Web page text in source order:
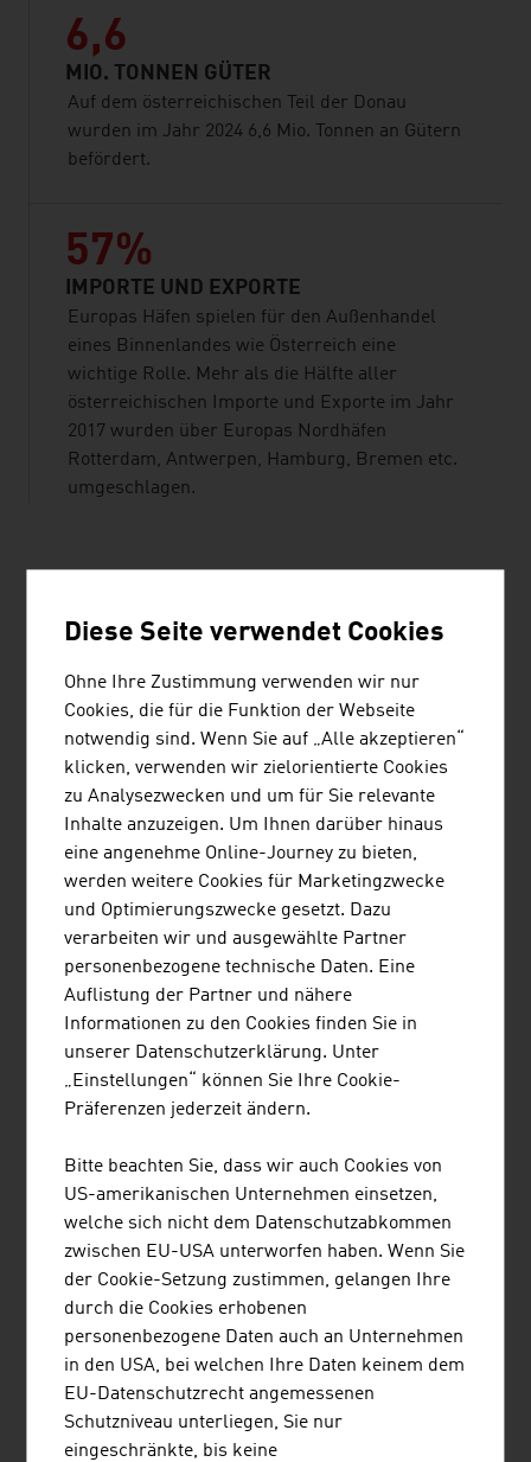
6,6
MIO. TONNEN GÜTER
Auf dem österreichischen Teil der Donau
wurden im Jahr 2024 6,6 Mio. Tonnen an Gütern
befördert.
57%
IMPORTE UND EXPORTE
Europas Häfen spielen für den Außenhandel
eines Binnenlandes wie Österreich eine
wichtige Rolle. Mehr als die Hälfte aller
österreichischen Importe und Exporte im Jahr
2017 wurden über Europas Nordhäfen
Rotterdam, Antwerpen, Hamburg, Bremen etc.
umgeschlagen.
listen
Quelle: viadonau, Jahresbericht Donauschifffahrt in
Österreich 2024
Transportaufkommen auf dem österreichischen
Donauabschnitt 2024 (in Tonnen)
Inlandsverkehr 385.083 Tonnen
Export 1.941.610 Tonnen
Transit 1.229.972 Tonnen
Insgesamt 6.579.401 Tonnen
viadonau
SEITE EMPFEHLEN
Letzte Änderung : 2025-11-03
Diese Seite verwendet Cookies
Ohne Ihre Zustimmung verwenden wir nur
Cookies, die für die Funktion der Webseite
notwendig sind. Wenn Sie auf „Alle akzeptieren“
klicken, verwenden wir zielorientierte Cookies
zu Analysezwecken und um für Sie relevante
Inhalte anzuzeigen. Um Ihnen darüber hinaus
eine angenehme Online-Journey zu bieten,
werden weitere Cookies für Marketingzwecke
und Optimierungszwecke gesetzt. Dazu
verarbeiten wir und ausgewählte Partner
personenbezogene technische Daten. Eine
Auflistung der Partner und nähere
Informationen zu den Cookies finden Sie in
unserer Datenschutzerklärung. Unter
„Einstellungen“ können Sie Ihre Cookie-
Präferenzen jederzeit ändern.
Bitte beachten Sie, dass wir auch Cookies von
US-amerikanischen Unternehmen einsetzen,
welche sich nicht dem Datenschutzabkommen
zwischen EU-USA unterworfen haben. Wenn Sie
der Cookie-Setzung zustimmen, gelangen Ihre
durch die Cookies erhobenen
personenbezogene Daten auch an Unternehmen
in den USA, bei welchen Ihre Daten keinem dem
EU-Datenschutzrecht angemessenen
Schutzniveau unterliegen, Sie nur
eingeschränkte, bis keine